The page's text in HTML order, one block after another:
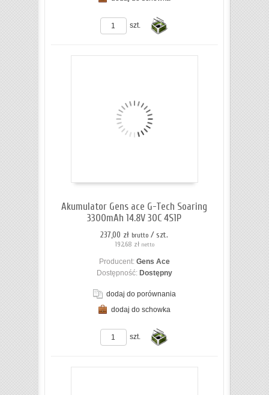
szt.
Akumulator Gens ace G-Tech Soaring
3300mAh 14.8V 30C 4S1P
237,00 zł brutto / szt.
192,68 zł netto
Producent: Gens Ace
Dostępność: Dostępny
dodaj do porównania
dodaj do schowka
szt.